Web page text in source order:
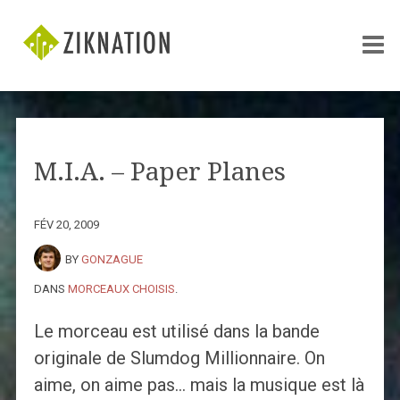
M.I.A. – Paper Planes
FÉV 20, 2009
BY GONZAGUE
DANS MORCEAUX CHOISIS
Le morceau est utilisé dans la bande
originale de Slumdog Millionnaire. On
aime, on aime pas… mais la musique est là